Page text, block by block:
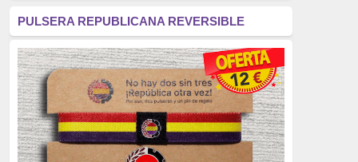
fascismo
(2677)
tardofranquismo
(2320)
Actualidad
(2319)
monarquía
(2253)
PULSERA REPUBLICANA REVERSIBLE